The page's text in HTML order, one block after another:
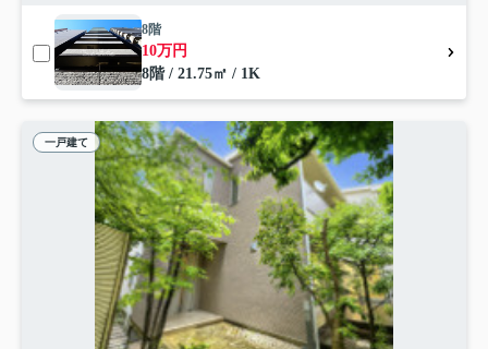
8階
10万円
8階 / 21.75㎡ / 1K
一戸建て